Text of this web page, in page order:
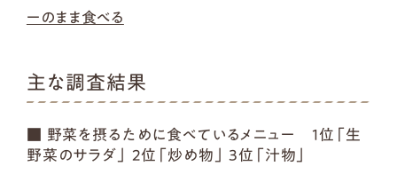
ーのまま食べる
主な調査結果
■ 野菜を摂るために食べているメニュー 1位「生
野菜のサラダ」 2位「炒め物」 3位「汁物」